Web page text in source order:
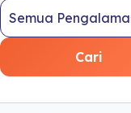
Cari